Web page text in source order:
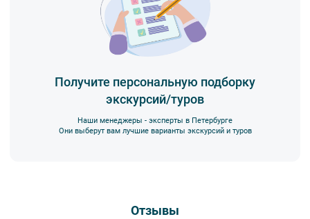
Получите персональную подборку
экскурсий/туров
Наши менеджеры - эксперты в Петербурге
Они выберут вам лучшие варианты экскурсий и туров
Отзывы